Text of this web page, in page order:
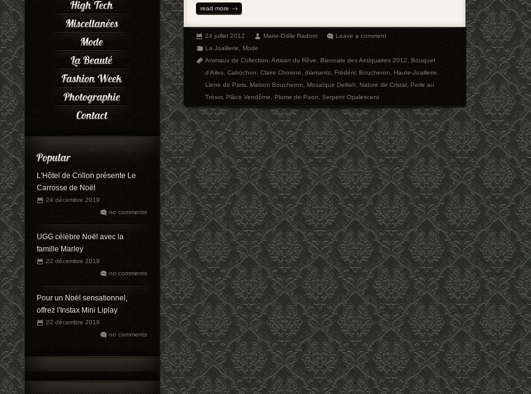
L'Hôtel de Crillon présente Le
Carrosse de Noël
24 décembre 2019
no comments
UGG célèbre Noël avec la
famille Marley
22 décembre 2019
no comments
Pour un Noël sensationnel,
offrez l'Instax Mini Liplay
22 décembre 2019
no comments
read more
24 juillet 2012 Marie-Odile Radom
Leave a comment
La Joaillerie,Mode
Animaux de Collection,Artisan du Rêve,Biennale des Antiquaires 2012,Bouquet
d’Ailes,Cabochon,Claire Choisne,diamants,Frédéric Boucheron,Haute-Joaillerie,
Lierre de Paris,Maison Boucheron,Mosaïque Delilah,Nature de Cristal,Perle au
Trésor,Plâce Vendôme,Plume de Paon,Serpent Opalescent